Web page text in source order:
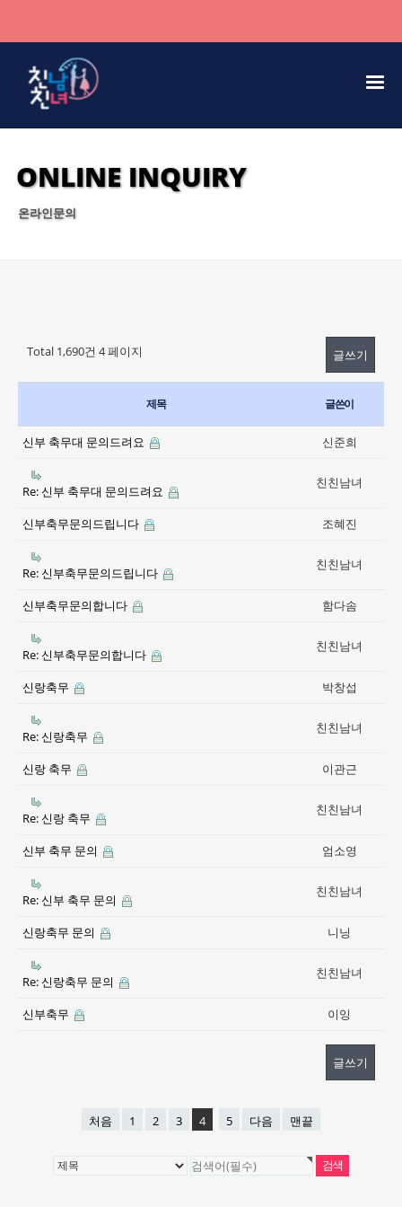
ONLINE INQUIRY
온라인문의
Total 1,690건 4 페이지 글쓰기
제목 글쓴이
신부 축무대 문의드려요 신준희
Re: 신부 축무대 문의드려요
친친남녀
신부축무문의드립니다 조혜진
Re: 신부축무문의드립니다
친친남녀
신부축무문의합니다 함다솜
Re: 신부축무문의합니다
친친남녀
신랑축무 박창섭
Re: 신랑축무
친친남녀
신랑 축무 이관근
Re: 신랑 축무
친친남녀
신부 축무 문의 엄소영
Re: 신부 축무 문의
친친남녀
신랑축무 문의 니닝
Re: 신랑축무 문의
친친남녀
신부축무 이잉
글쓰기
처음 1 2 3 4 5 다음 맨끝